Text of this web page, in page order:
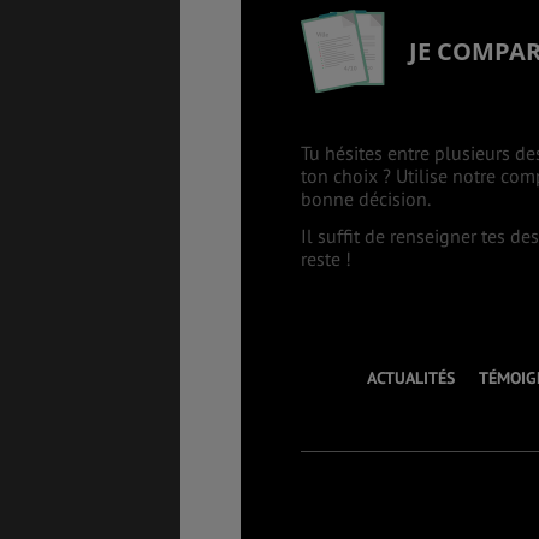
JE
Tu hésites entre plusieurs
ton choix ? Utilise notre
bonne décision.
Il suffit de renseigner tes
reste !
ACTUALITÉS